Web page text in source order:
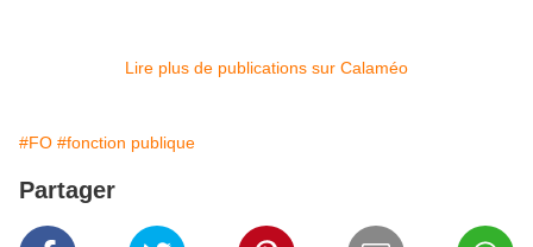
Lire plus de publications sur Calaméo
#FO #fonction publique
Partager